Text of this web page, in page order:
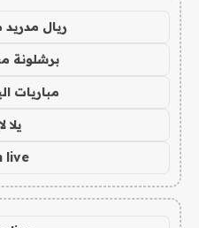
ريال مدريد
برشلونة
مباريات
يلا
live